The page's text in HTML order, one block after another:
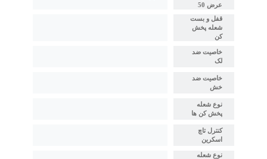
عرض 50
قفل و بست
شعله پخش
کن
خاصیت ضد
لک
خاصیت ضد
خش
نوع شعله
پخش کن ها
کنترل تاچ
اسکرین
نوع شعله